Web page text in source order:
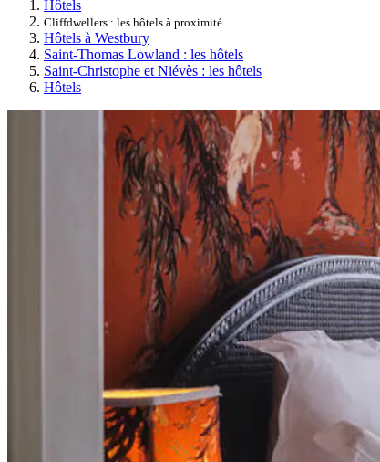
Hôtels
Cliffdwellers : les hôtels à proximité
Hôtels à Westbury
Saint-Thomas Lowland : les hôtels
Saint-Christophe et Niévès : les hôtels
Hôtels